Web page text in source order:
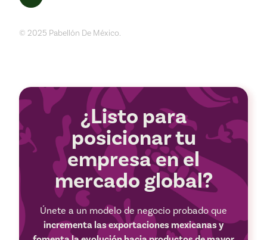
© 2025 Pabellón De México.
¿Listo para
posicionar tu
empresa en el
mercado global?
Únete a un modelo de negocio probado que
incrementa las exportaciones mexicanas y